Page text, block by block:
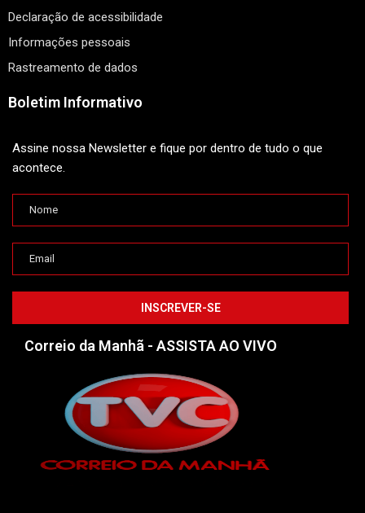
Declaração de acessibilidade
Informações pessoais
Rastreamento de dados
Boletim Informativo
Assine nossa Newsletter e fique por dentro de tudo o que
acontece.
Correio da Manhã - ASSISTA AO VIVO